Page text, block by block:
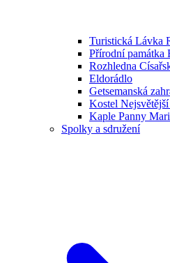
Turistická Lávka
Přírodní památka
Rozhledna
Eldorádlo
Getsemanská
Kostel
Kaple Panny
Spolky a sdružení